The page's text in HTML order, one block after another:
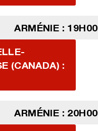
ARMÉNIE : 19H00
(CANADA) :
ARMÉNIE : 20H00